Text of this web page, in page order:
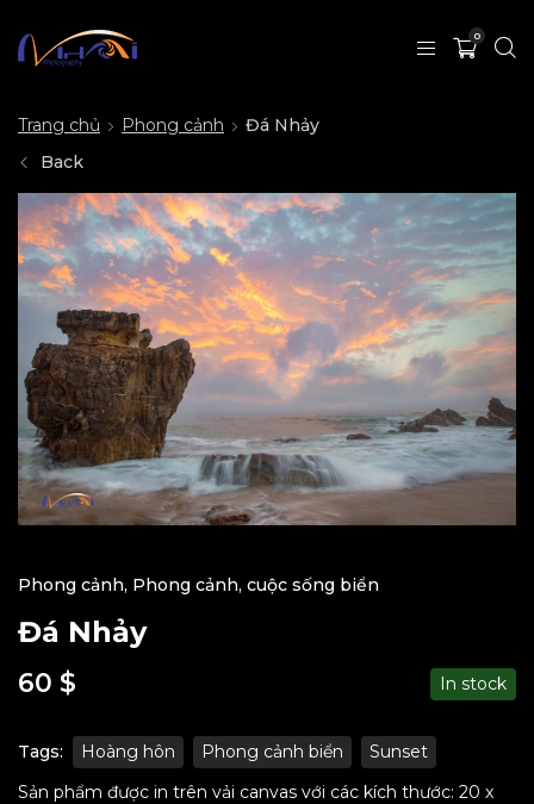
0
Trang chủ Phong cảnh
Đá Nhảy
Back
Phong cảnh, Phong cảnh, cuộc sống biển
Đá Nhảy
60 $ In stock
Tags: Hoàng hôn Phong cảnh biển
Sunset
Sản phẩm được in trên vải canvas với các kích thước: 20 x